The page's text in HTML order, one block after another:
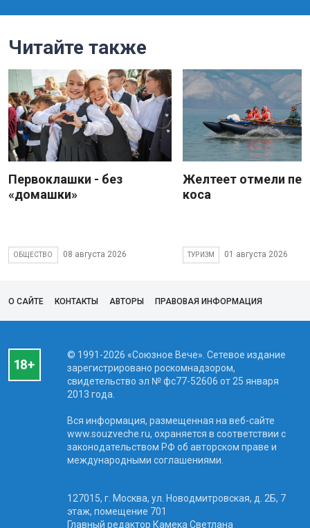
Читайте также
Первоклашки - без
«домашки»
ОБЩЕСТВО 08 августа 2026
Желтеет отмели
коса
ТУРИЗМ 01 августа 2026
О САЙТЕ КОНТАКТЫ АВТОРЫ ПРАВОВАЯ ИНФОРМАЦИЯ
© 1991-2026 «Союзное Вече». Сетевое издание
зарегистрировано роскомнадзором,
свидетельство эл № фc77-52606 от 25 января
2013 года.
Вся информация, размещенная на веб-сайте
www.souzveche.ru, охраняется в соответствии с
законодательством РФ об авторском праве и
международными соглашениями.
127015, г. Москва, ул. Новодмитровская, д. 2Б, 7
этаж, помещение 701
Главный редактор Камека Светлана